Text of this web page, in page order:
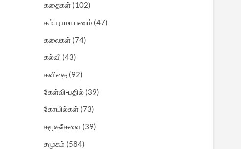
கதைகள் (102)
கம்பராமாயணம் (47)
கலைகள் (74)
கல்வி (43)
கவிதை (92)
கேள்வி-பதில் (39)
கோயில்கள் (73)
சமூகசேவை (39)
சமூகம் (584)